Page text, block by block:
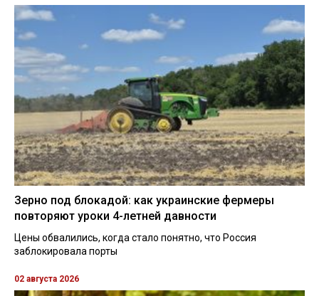
Зерно под блокадой: как украинские фермеры
повторяют уроки 4-летней давности
Цены обвалились, когда стало понятно, что Россия
заблокировала порты
02 августа 2026